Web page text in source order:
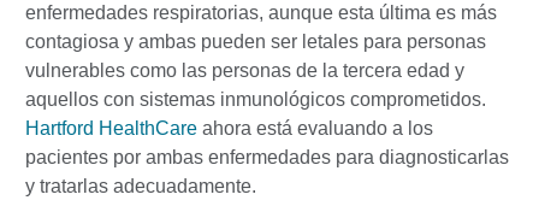
enfermedades respiratorias, aunque esta última es más
contagiosa y ambas pueden ser letales para personas
vulnerables como las personas de la tercera edad y
aquellos con sistemas inmunológicos comprometidos.
Hartford HealthCare ahora está evaluando a los
pacientes por ambas enfermedades para diagnosticarlas
y tratarlas adecuadamente.